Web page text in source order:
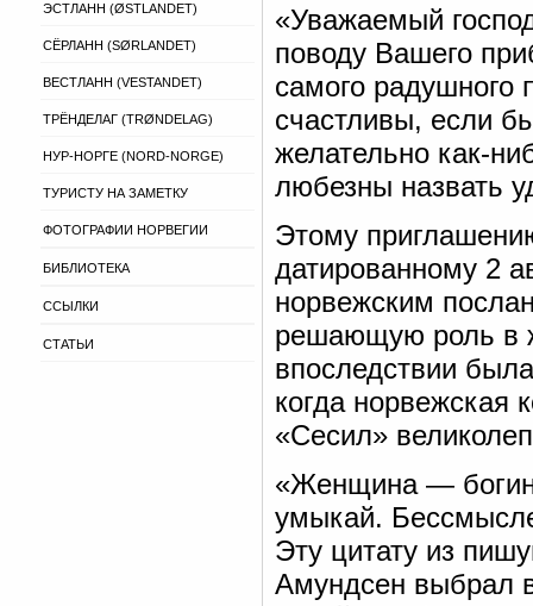
ЭСТЛАНН (ØSTLANDET)
СЁРЛАНН (SØRLANDET)
ВЕСТЛАНН (VESTANDET)
ТРЁНДЕЛАГ (TRØNDELAG)
НУР-НОРГЕ (NORD-NORGE)
ТУРИСТУ НА ЗАМЕТКУ
ФОТОГРАФИИ НОРВЕГИИ
БИБЛИОТЕКА
ССЫЛКИ
СТАТЬИ
«Уважаемый
поводу Вашего
самого
счастливы, если
желательно как-
любезны назвать
Этому
датированному 2
норвежским
решающую роль в
впоследствии
когда норвежская
«Сесил»
«Женщина —
умыкай.
Эту цитату из
Амундсен выбрал